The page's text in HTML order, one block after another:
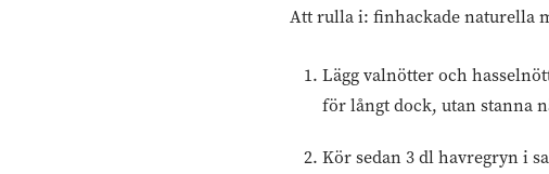
Att rulla i: finhackade naturella
Lägg valnötter och
för långt dock, utan stanna
Kör sedan 3 dl havregryn i